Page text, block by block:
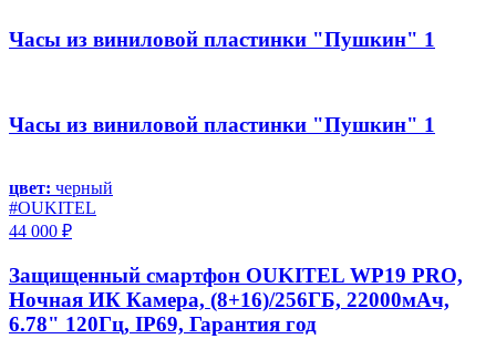
Часы из виниловой пластинки "Пушкин" 1
Часы из виниловой пластинки "Пушкин" 1
цвет: черный
#OUKITEL
44 000 ₽
Защищенный смартфон OUKITEL WP19 PRO,
Ночная ИК Камера, (8+16)/256ГБ, 22000мАч,
6.78" 120Гц, IP69, Гарантия год